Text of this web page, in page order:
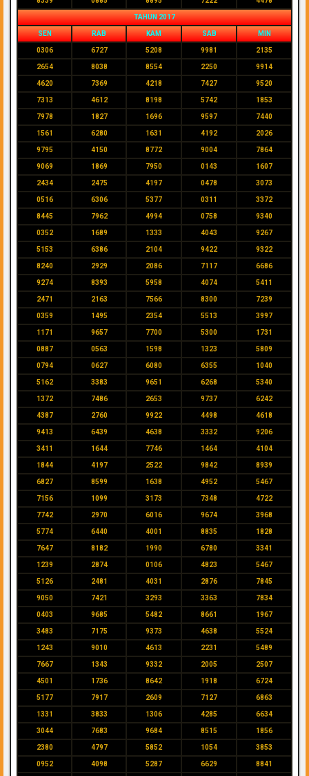
TAHUN 2017
SEN RAB KAM SAB MIN
0306 6727 5208 9981 2135
2654 8038 8554 2250 9914
4620 7369 4218 7427 9520
7313 4612 8198 5742 1853
7978 1827 1696 9597 7440
1561 6280 1631 4192 2026
9795 4150 8772 9004 7864
9069 1869 7950 0143 1607
2434 2475 4197 0478 3073
0516 6306 5377 0311 3372
8445 7962 4994 0758 9340
0352 1689 1333 4043 9267
5153 6386 2104 9422 9322
8240 2929 2086 7117 6686
9274 8393 5958 4074 5411
2471 2163 7566 8300 7239
0359 1495 2354 5513 3997
1171 9657 7700 5300 1731
0887 0563 1598 1323 5809
0794 0627 6080 6355 1040
5162 3383 9651 6268 5340
1372 7486 2653 9737 6242
4387 2760 9922 4498 4618
9413 6439 4638 3332 9206
3411 1644 7746 1464 4104
1844 4197 2522 9842 8939
6827 8599 1638 4952 5467
7156 1099 3173 7348 4722
7742 2970 6016 9674 3968
5774 6440 4001 8835 1828
7647 8182 1990 6780 3341
1239 2874 0106 4823 5467
5126 2481 4031 2876 7845
9050 7421 3293 3363 7834
0403 9685 5482 8661 1967
3483 7175 9373 4638 5524
1243 9010 4613 2231 5489
7667 1343 9332 2005 2507
4501 1736 8642 1918 6724
5177 7917 2609 7127 6863
1331 3833 1306 4285 6634
3044 7683 9684 8515 1856
2380 4797 5852 1054 3853
0952 4098 5287 6629 8841